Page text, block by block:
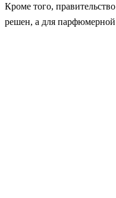
Кроме того,
решен, а для